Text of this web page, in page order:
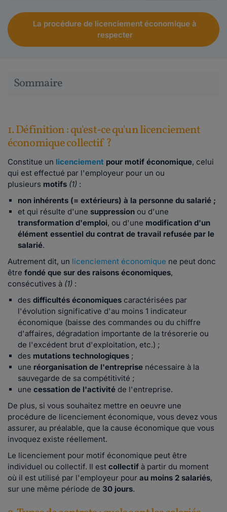
La procédure de licenciement économique à
respecter
Sommaire
1. Définition : qu'est-ce qu'un licenciement
économique collectif ?
Constitue un licenciement pour motif économique, celui
qui est effectué par l'employeur pour un ou
plusieurs motifs (1) :
non inhérents (= extérieurs) à la personne du salarié ;
et qui résulte d'une suppression ou d'une
transformation d'emploi, ou d'une modification d'un
élément essentiel du contrat de travail refusée par le
salarié.
Autrement dit, un licenciement économique ne peut donc
être fondé que sur des raisons économiques,
consécutives à (1) :
des difficultés économiques caractérisées par
l'évolution significative d'au moins 1 indicateur
économique (baisse des commandes ou du chiffre
d'affaires, dégradation importante de la trésorerie ou
de l'excédent brut d'exploitation, etc.) ;
des mutations technologiques ;
une réorganisation de l'entreprise nécessaire à la
sauvegarde de sa compétitivité ;
une cessation de l'activité de l'entreprise.
De plus, si vous souhaitez mettre en oeuvre une
procédure de licenciement économique, vous devez vous
assurer, au préalable, que la cause économique que vous
invoquez existe réellement.
Le licenciement pour motif économique peut être
individuel ou collectif. Il est collectif à partir du moment
où il est utilisé par l'employeur pour au moins 2 salariés,
sur une même période de 30 jours.